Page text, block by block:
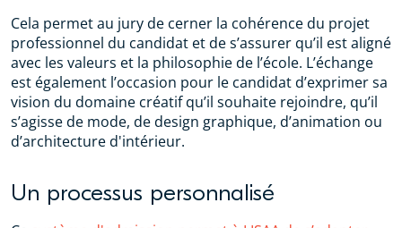
Cela permet au jury de cerner la cohérence du projet
professionnel du candidat et de s’assurer qu’il est aligné
avec les valeurs et la philosophie de l’école. L’échange
est également l’occasion pour le candidat d’exprimer sa
vision du domaine créatif qu’il souhaite rejoindre, qu’il
s’agisse de mode, de design graphique, d’animation ou
d’architecture d'intérieur.
Un processus personnalisé